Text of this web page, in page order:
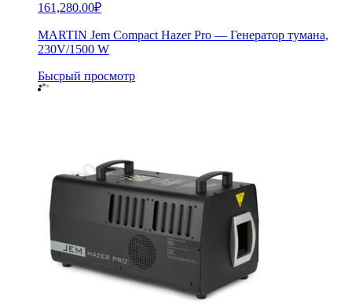
161,280.00₽
MARTIN Jem Compact Hazer Pro — Генератор тумана,
230V/1500 W
Бысрый просмотр